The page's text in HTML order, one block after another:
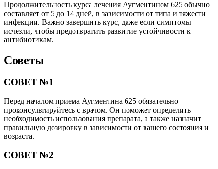
Продолжительность курса лечения Аугментином 625 обычно
составляет от 5 до 14 дней, в зависимости от типа и тяжести
инфекции. Важно завершить курс, даже если симптомы
исчезли, чтобы предотвратить развитие устойчивости к
антибиотикам.
Советы
СОВЕТ №1
Перед началом приема Аугментина 625 обязательно
проконсультируйтесь с врачом. Он поможет определить
необходимость использования препарата, а также назначит
правильную дозировку в зависимости от вашего состояния и
возраста.
СОВЕТ №2